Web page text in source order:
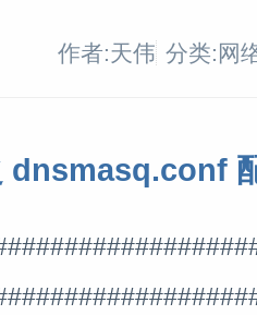
作者:天伟 分类:网
dnsmasq.conf